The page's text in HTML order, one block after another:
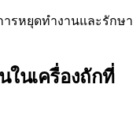
รหยุดทำงานและรักษา
ในเครื่องถักที่